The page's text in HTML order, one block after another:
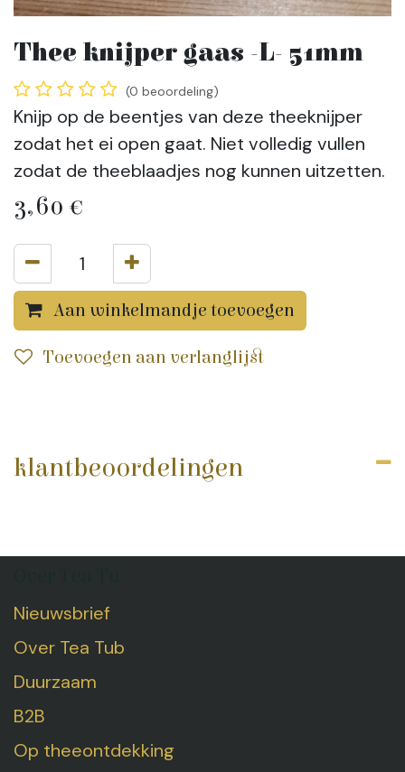
Thee knijper gaas -L- 51mm
(0 beoordeling)
Knijp op de beentjes van deze theeknijper
zodat het ei open gaat. Niet volledig vullen
zodat de theeblaadjes nog kunnen uitzetten.
3,60 €
Aan winkelmandje toevoegen
Toevoegen aan verlanglijst
klantbeoordelingen
Nieuwsbrief
Over Tea Tub
Duurzaam
B2B
Op theeontdekking